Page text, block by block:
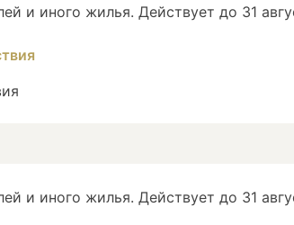
и иного жилья. Действует до 31
и иного жилья. Действует до 31